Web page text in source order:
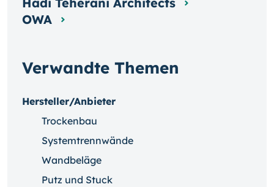
Verwandte Themen
Hersteller/Anbieter
Trockenbau
Systemtrennwände
Wandbeläge
Putz und Stuck
OWA